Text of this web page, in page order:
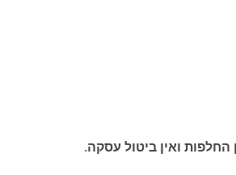
החלפות ואין ביטול עסקה.